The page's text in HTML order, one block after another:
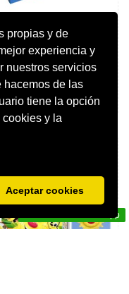
propias y de
experiencia y
nuestros servicios
hacemos de las
tiene la opción
y la
Aceptar cookies
DE TAULA I EDUCATIUS
JOC DE TAULA LOCAS
PALOMITAS. BIZAK.
17,99 €
Afegir a la cistella
Contact us via WhatsApp